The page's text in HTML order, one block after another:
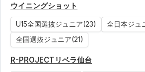
ウイニングショット
U15全国選抜ジュニア(23) 全日本ジュ
全国選抜ジュニア(21)
R-PROJECTリベラ仙台